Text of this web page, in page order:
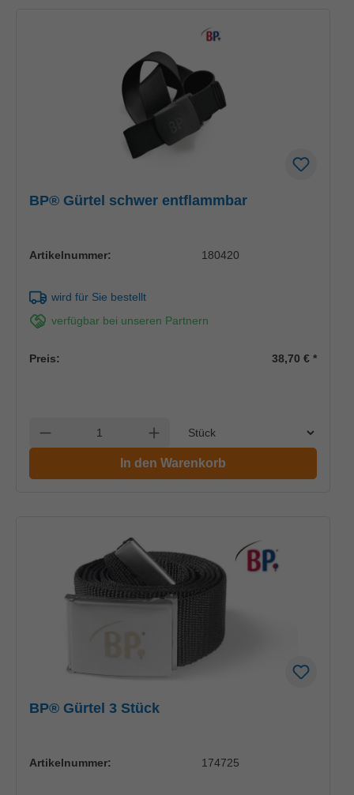
BP® Gürtel schwer entflammbar
Artikelnummer: 180420
wird für Sie bestellt
verfügbar bei unseren Partnern
Preis: 38,70 €*
Anzahl verringern Anzahl erhöhen
In den Warenkorb
BP® Gürtel 3 Stück
Artikelnummer: 174725